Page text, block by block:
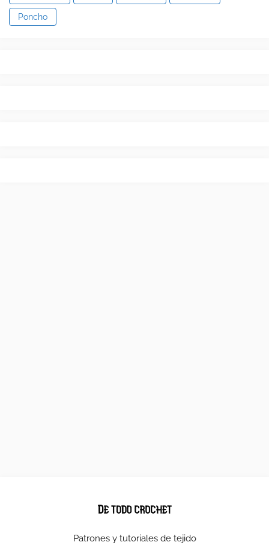
Poncho
Patrones y tutoriales de tejido